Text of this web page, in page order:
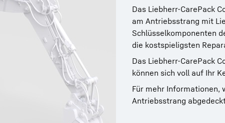
Das Liebherr-CarePack
am Antriebsstrang mit
Schlüsselkomponenten
die kostspieligsten
Das Liebherr-CarePack
können sich voll auf Ihr
Für mehr Informationen,
Antriebsstrang